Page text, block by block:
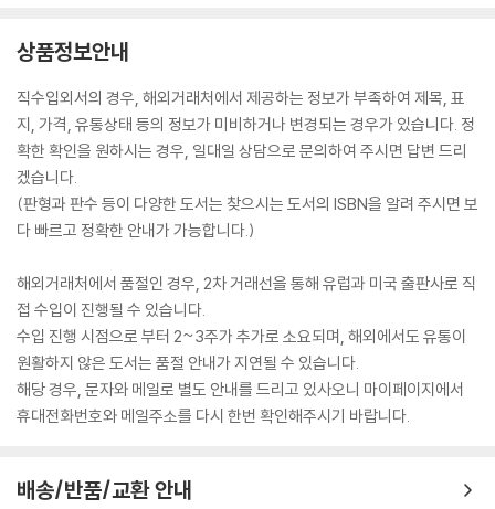
상품정보안내
직수입외서의 경우, 해외거래처에서 제공하는 정보가 부족하여 제목, 표
지, 가격, 유통상태 등의 정보가 미비하거나 변경되는 경우가 있습니다. 정
확한 확인을 원하시는 경우, 일대일 상담으로 문의하여 주시면 답변 드리
겠습니다.
(판형과 판수 등이 다양한 도서는 찾으시는 도서의 ISBN을 알려 주시면 보
다 빠르고 정확한 안내가 가능합니다.)
해외거래처에서 품절인 경우, 2차 거래선을 통해 유럽과 미국 출판사로 직
접 수입이 진행될 수 있습니다.
수입 진행 시점으로 부터 2~3주가 추가로 소요되며, 해외에서도 유통이
원활하지 않은 도서는 품절 안내가 지연될 수 있습니다.
해당 경우, 문자와 메일로 별도 안내를 드리고 있사오니 마이페이지에서
휴대전화번호와 메일주소를 다시 한번 확인해주시기 바랍니다.
배송/반품/교환 안내